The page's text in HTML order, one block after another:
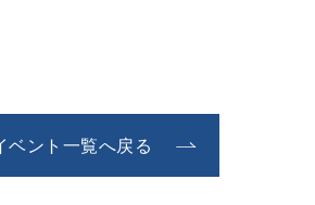
ベント一覧へ戻る